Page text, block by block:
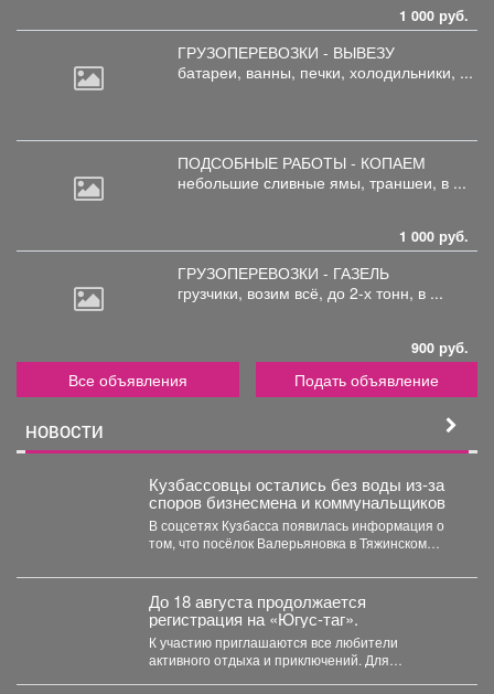
1 000 руб.
ГРУЗОПЕРЕВОЗКИ - ВЫВЕЗУ
батареи, ванны, печки, холодильники, ...
ПОДСОБНЫЕ РАБОТЫ - КОПАЕМ
небольшие сливные ямы, траншеи, в ...
1 000 руб.
ГРУЗОПЕРЕВОЗКИ - ГАЗЕЛЬ
грузчики, возим всё, до 2-х тонн, в ...
900 руб.
Все объявления Подать объявление
НОВОСТИ
Кузбассовцы остались без воды из-за
споров бизнесмена и коммунальщиков
В соцсетях Кузбасса появилась информация о
том, что посёлок Валерьяновка в Тяжинском
До 18 августа продолжается
регистрация на «Югус-таг».
К участию приглашаются все любители
активного отдыха и приключений. Для